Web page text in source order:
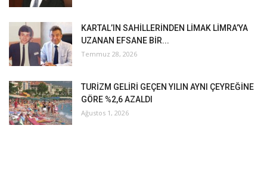
KARTAL’IN SAHİLLERİNDEN LİMAK LİMRA’YA
UZANAN EFSANE BİR...
Temmuz 28, 2026
TURİZM GELİRİ GEÇEN YILIN AYNI ÇEYREĞİNE
GÖRE %2,6 AZALDI
Ağustos 1, 2026